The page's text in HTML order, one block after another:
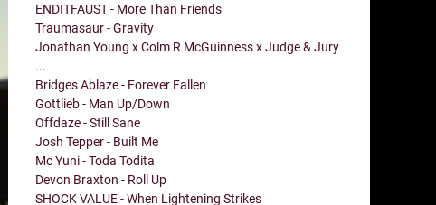
ENDITFAUST - More Than Friends
Traumasaur - Gravity
Jonathan Young x Colm R McGuinness x Judge & Jury
...
Bridges Ablaze - Forever Fallen
Gottlieb - Man Up/Down
Offdaze - Still Sane
Josh Tepper - Built Me
Mc Yuni - Toda Todita
Devon Braxton - Roll Up
SHOCK VALUE - When Lightening Strikes